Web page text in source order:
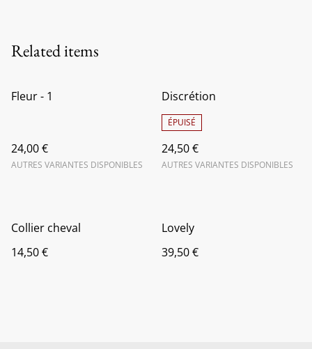
Related items
Fleur - 1
24,00 €
AUTRES VARIANTES DISPONIBLES
Discrétion
ÉPUISÉ
24,50 €
AUTRES VARIANTES DISPONIBLES
Collier cheval
14,50 €
Lovely
39,50 €